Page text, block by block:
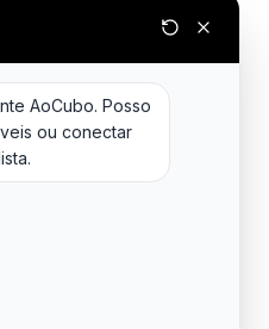
AoCubo. Posso
ou conectar